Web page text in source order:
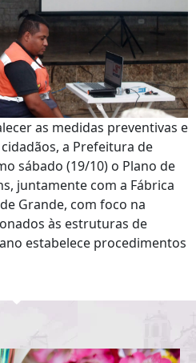
as medidas preventivas e
a Prefeitura de
sábado (19/10) o Plano de
juntamente com a Fábrica
Grande, com foco na
às estruturas de
estabelece procedimentos